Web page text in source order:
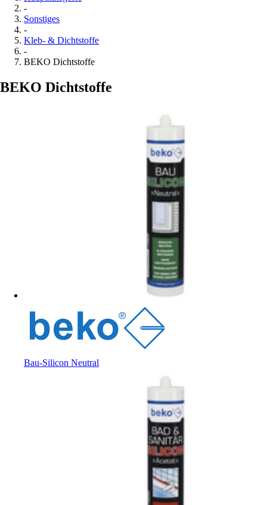
-
Sonstiges
-
Kleb- & Dichtstoffe
-
BEKO Dichtstoffe
BEKO Dichtstoffe
Bau-Silicon Neutral